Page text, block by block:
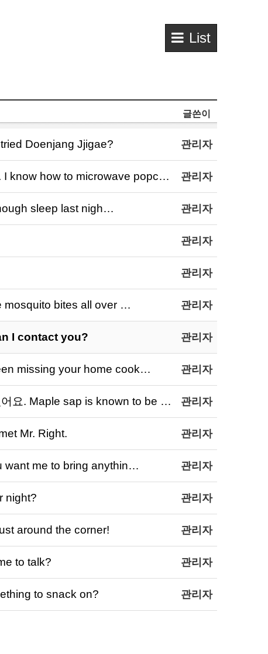
List
글쓴이
Doenjang Jjigae? 관리자
I know how to microwave popc… 관리자
sleep last nigh… 관리자
관리자
관리자
mosquito bites all over … 관리자
I contact you? 관리자
missing your home cook… 관리자
요. Maple sap is known to be … 관리자
Mr. Right. 관리자
want me to bring anythin… 관리자
night? 관리자
around the corner! 관리자
to talk? 관리자
to snack on? 관리자